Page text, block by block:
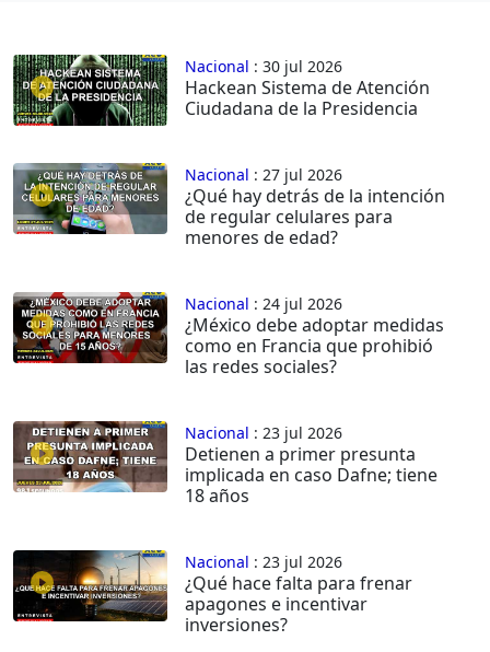
Nacional : 30 jul 2026
Hackean Sistema de Atención
Ciudadana de la Presidencia
Nacional : 27 jul 2026
¿Qué hay detrás de la intención
de regular celulares para
menores de edad?
Nacional : 24 jul 2026
¿México debe adoptar medidas
como en Francia que prohibió
las redes sociales?
Nacional : 23 jul 2026
Detienen a primer presunta
implicada en caso Dafne; tiene
18 años
Nacional : 23 jul 2026
¿Qué hace falta para frenar
apagones e incentivar
inversiones?